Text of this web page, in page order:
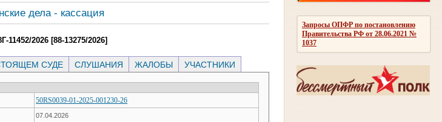
Запросы ОПФР по постановлению
Правительства РФ от 28.06.2021 №
1037
дела - кассация
2026 [88-13275/2026]
СУДЕ СЛУШАНИЯ ЖАЛОБЫ УЧАСТНИКИ
50RS0039-01-2025-001230-26
07.04.2026